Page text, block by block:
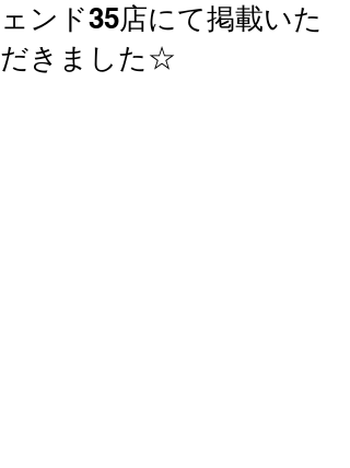
ェンド35店にて掲載いた
だきました☆